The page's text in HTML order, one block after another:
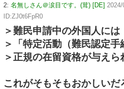
2: 名無しさん＠涙目です。(茸) [DE]
ID:ZJ0t6FpR0
＞難民申請中の外国人には
＞「特定活動（難民認定手
＞正規の在留資格が与えら
これがそもそもおかしいだ